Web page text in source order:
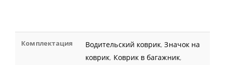
Комплектация Водительский коврик,Значок на
коврик, Коврик в багажник,